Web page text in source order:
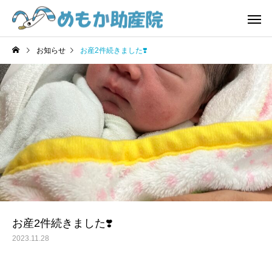
費用 お産
日記
4/1から『誰でも通園制
度』始まっています😊
日記
気づけばもう年の瀬‼️😱
お知らせ お産2件続きました❣️
お産2件続きました❣️
2023.11.28